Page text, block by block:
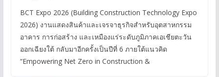
BCT Expo 2026 (Building Construction Technology Expo
2026) งานแสดงสินค้าและเจรจาธุรกิจสำหรับอุตสาหกรรม
อาคาร การก่อสร้าง และเหมืองแร่ระดับภูมิภาคเอเชียตะวัน
ออกเฉียงใต้ กลับมาอีกครั้งเป็นปีที่ 6 ภายใต้แนวคิด
“Empowering Net Zero in Construction &